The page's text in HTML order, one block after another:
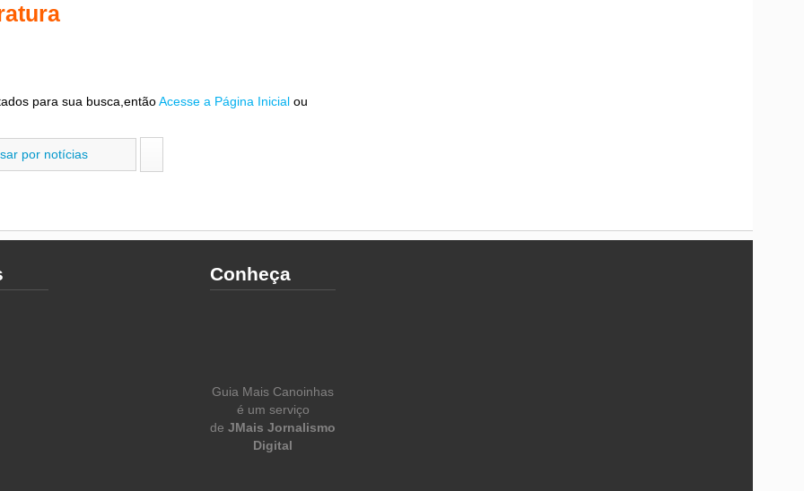
para sua busca,entãoAcesse a Página Inicial ou
Conheça
Guia Mais Canoinhas
é um serviço
de JMais Jornalismo
Digital